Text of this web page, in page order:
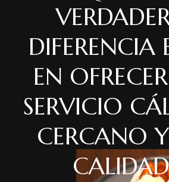
DIFERENCIA
EN
SERVICIO
CERCANO